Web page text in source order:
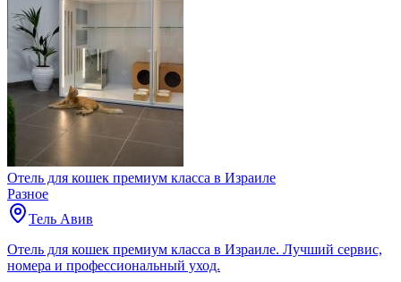
Отель для кошек премиум класса в Израиле
Разное
Тель Авив
Отель для кошек премиум класса в Израиле. Лучший сервис,
номера и профессиональный уход.